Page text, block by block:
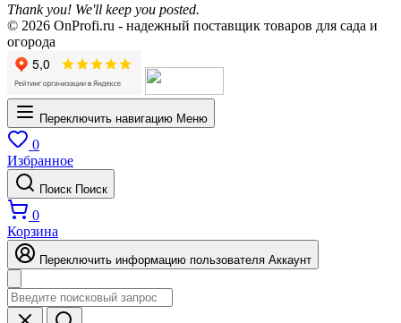
Thank you! We'll keep you posted.
© 2026 OnProfi.ru - надежный поставщик товаров для сада и
огорода
Переключить навигацию Меню
0
Избранное
Поиск Поиск
0
Корзина
Переключить информацию пользователя Аккаунт